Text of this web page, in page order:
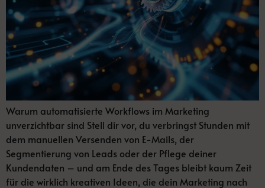
Warum automatisierte Workflows im Marketing
unverzichtbar sind Stell dir vor, du verbringst Stunden mit
dem manuellen Versenden von E-Mails, der
Segmentierung von Leads oder der Pflege deiner
Kundendaten – und am Ende des Tages bleibt kaum Zeit
für die wirklich kreativen Ideen, die dein Marketing nach